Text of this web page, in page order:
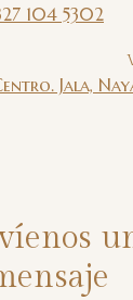
104 5302
Jala,